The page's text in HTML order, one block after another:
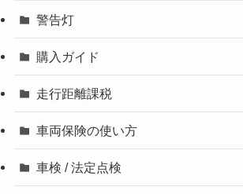
警告灯
購入ガイド
走行距離課税
車両保険の使い方
車検 / 法定点検